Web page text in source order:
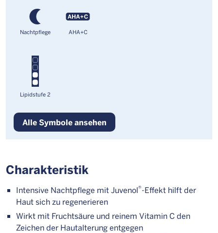
Charakteristik
Intensive Nachtpflege mit Juvenol®-Effekt hilft der
Haut sich zu regenerieren
Wirkt mit Fruchtsäure und reinem Vitamin C den
Zeichen der Hautalterung entgegen
Nachtpflege AHA+C
Lipidstufe 2
Alle Symbole ansehen